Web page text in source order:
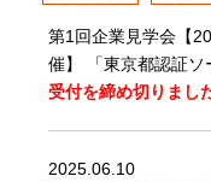
第1回企業見学会【
催】 「東京都認証ソ
受付を締め切りまし
2025.06.10